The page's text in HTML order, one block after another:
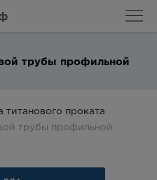
трубы профильной
титанового проката
трубы профильной